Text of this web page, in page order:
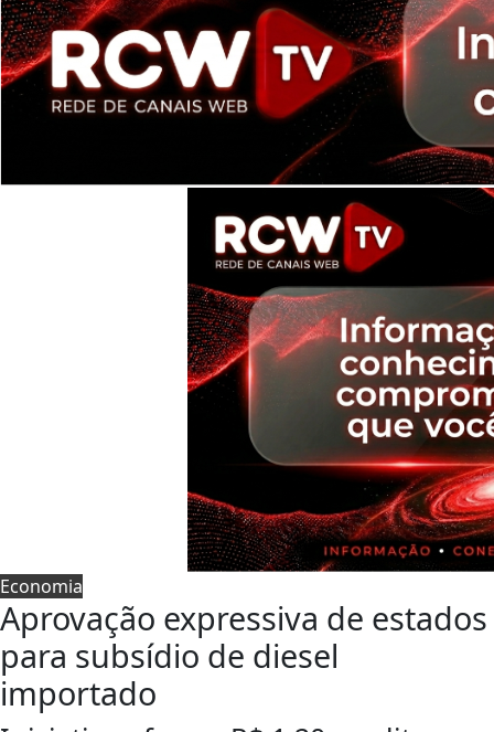
Economia
Aprovação expressiva de estados
para subsídio de diesel
importado